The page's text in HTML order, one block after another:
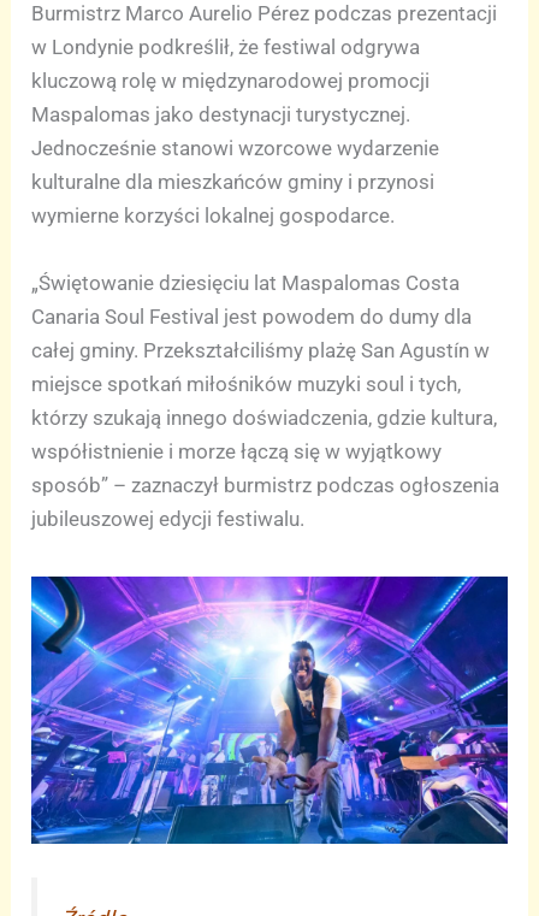
Burmistrz Marco Aurelio Pérez podczas prezentacji
w Londynie podkreślił, że festiwal odgrywa
kluczową rolę w międzynarodowej promocji
Maspalomas jako destynacji turystycznej.
Jednocześnie stanowi wzorcowe wydarzenie
kulturalne dla mieszkańców gminy i przynosi
wymierne korzyści lokalnej gospodarce.
„Świętowanie dziesięciu lat Maspalomas Costa
Canaria Soul Festival jest powodem do dumy dla
całej gminy. Przekształciliśmy plażę San Agustín w
miejsce spotkań miłośników muzyki soul i tych,
którzy szukają innego doświadczenia, gdzie kultura,
współistnienie i morze łączą się w wyjątkowy
sposób” – zaznaczył burmistrz podczas ogłoszenia
jubileuszowej edycji festiwalu.